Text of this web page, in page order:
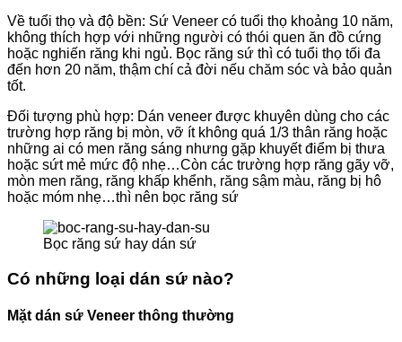
Về tuổi thọ và độ bền: Sứ Veneer có tuổi thọ khoảng 10 năm,
không thích hợp với những người có thói quen ăn đồ cứng
hoặc nghiến răng khi ngủ. Bọc răng sứ thì có tuổi thọ tối đa
đến hơn 20 năm, thậm chí cả đời nếu chăm sóc và bảo quản
tốt.
Đối tượng phù hợp: Dán veneer được khuyên dùng cho các
trường hợp răng bị mòn, vỡ ít không quá 1/3 thân răng hoặc
những ai có men răng sáng nhưng gặp khuyết điểm bị thưa
hoặc sứt mẻ mức độ nhẹ…Còn các trường hợp răng gãy vỡ,
mòn men răng, răng khấp khểnh, răng sậm màu, răng bị hô
hoặc móm nhẹ…thì nên bọc răng sứ
Bọc răng sứ hay dán sứ
Có những loại dán sứ nào?
Mặt dán sứ Veneer thông thường